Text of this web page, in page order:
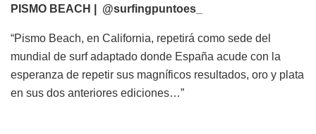
PISMO BEACH | @surfingpuntoes_
“Pismo Beach, en California, repetirá como sede del
mundial de surf adaptado donde España acude con la
esperanza de repetir sus magníficos resultados, oro y plata
en sus dos anteriores ediciones…”